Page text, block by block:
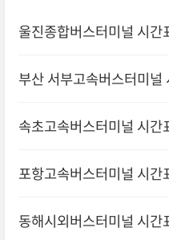
울진종합버스터미널 시
부산 서부고속버스터미
속초고속버스터미널 시
포항고속버스터미널 시
동해시외버스터미널 시간